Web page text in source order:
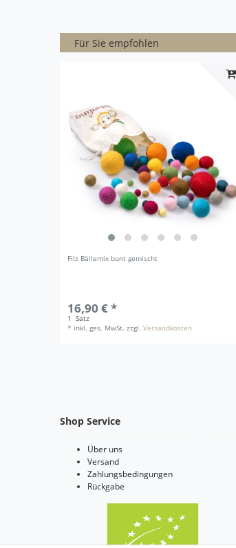
Für Sie empfohlen
Filz Bällemix bunt gemischt
16,90 € *
1
Satz
* inkl. ges. MwSt. zzgl.Versandkosten
Shop Service
Über uns
Versand
Zahlungsbedingungen
Rückgabe